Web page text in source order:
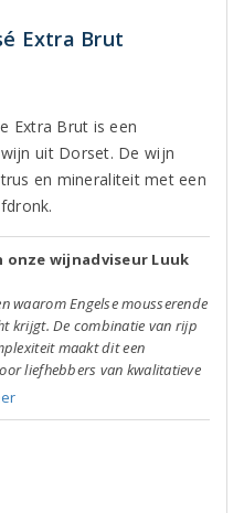
Extra Brut
Extra Brut is een
uit Dorset. De wijn
en mineraliteit met een
onze wijnadviseur Luuk
waarom Engelse mousserende
krijgt. De combinatie van rijp
maakt dit een
liefhebbers van kwalitatieve